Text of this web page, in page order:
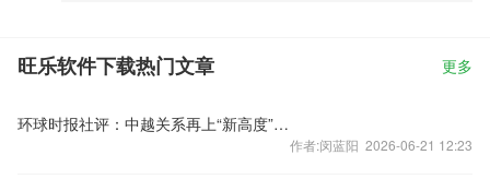
旺乐软件下载热门文章 更多
环球时报社评：中越关系再上“新高度”令人期待
作者:闵蓝阳 2026-06-21 12:23